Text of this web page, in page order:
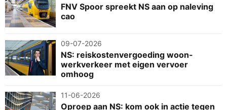
FNV Spoor spreekt NS aan op naleving
cao
09-07-2026
NS: reiskostenvergoeding woon-
werkverkeer met eigen vervoer
omhoog
11-06-2026
Oproep aan NS: kom ook in actie tegen